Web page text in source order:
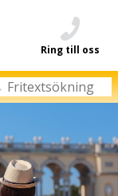
Ring till oss